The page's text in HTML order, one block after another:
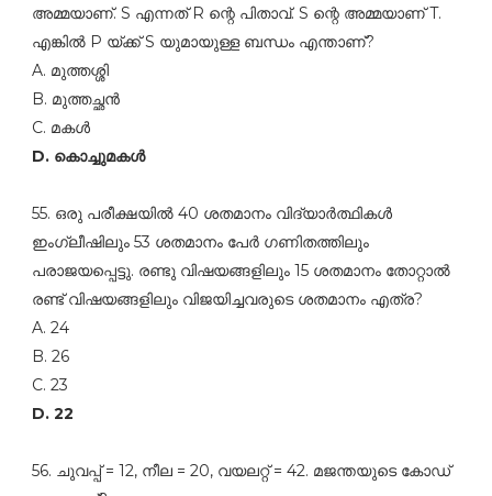
അമ്മയാണ്‌. S എന്നത്‌ R ന്റെ പിതാവ്‌. S ന്റെ അമ്മയാണ്‌ T.
എങ്കില്‍ P യ്ക്ക്‌ S യുമായുള്ള ബന്ധം എന്താണ്‌?
A. മുത്തശ്ശി
B. മുത്തച്ഛന്‍
C. മകള്‍
D. കൊച്ചുമകള്‍
55. ഒരു പരീക്ഷയില്‍ 40 ശതമാനം വിദ്യാർത്ഥികള്‍
ഇംഗ്ലീഷിലും 53 ശതമാനം പേര്‍ ഗണിതത്തിലും
പരാജയപ്പെട്ടു. രണ്ടു വിഷയങ്ങളിലും 15 ശതമാനം തോറ്റാല്‍
രണ്ട്‌ വിഷയങ്ങളിലും വിജയിച്ചവരുടെ ശതമാനം എത്ര?
A. 24
B. 26
C. 23
D. 22
56. ചുവപ്പ്‌ = 12, നീല = 20, വയലറ്റ്‌ = 42. മജന്തയുടെ കോഡ്‌